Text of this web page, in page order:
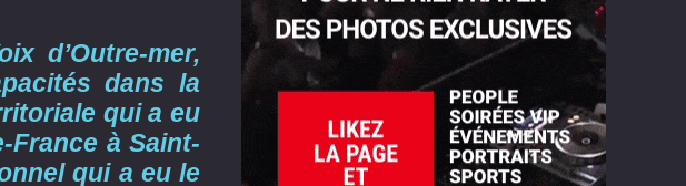
d’Outre-mer,
dans la
qui a eu
France à Saint-
qui a eu le